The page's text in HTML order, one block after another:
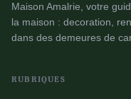
Maison Amalrie, votre
la maison : decoration,
dans des demeures de
RUBRIQUES